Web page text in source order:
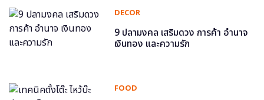
DECOR
9 ปลามงคล เสริมดวง การค้า อำนาจ
เงินทอง และความรัก
FOOD